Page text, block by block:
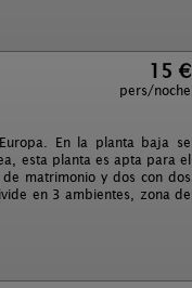
15 €
pers/noche
En la planta baja se
esta planta es apta para el
matrimonio y dos con dos
en 3 ambientes, zona de